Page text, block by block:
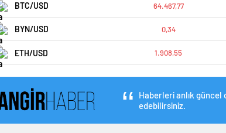
BTC/USD 64.467,77
BYN/USD 0,34
ETH/USD 1.908,55
Haberleri anlık
edebilirsiniz.